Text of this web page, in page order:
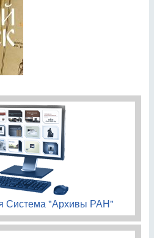
Система "Архивы РАН"